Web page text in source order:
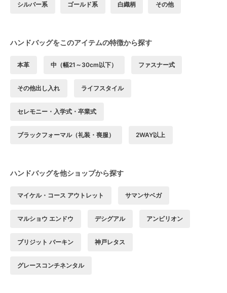
シルバー系 ゴールド系 白織柄 その他
ハンドバッグをこのアイテムの特徴から探す
本革 中（幅21～30cm以下） ファスナー式
その他出し入れ ライフスタイル
セレモニー・入学式・卒業式
ブラックフォーマル（礼装・喪服） 2WAY以上
ハンドバッグを他ショップから探す
マイケル・コース アウトレット サマンサベガ
マルショウ エンドウ デシグアル アンビリオン
ブリジット バーキン 神戸レタス
グレースコンチネンタル